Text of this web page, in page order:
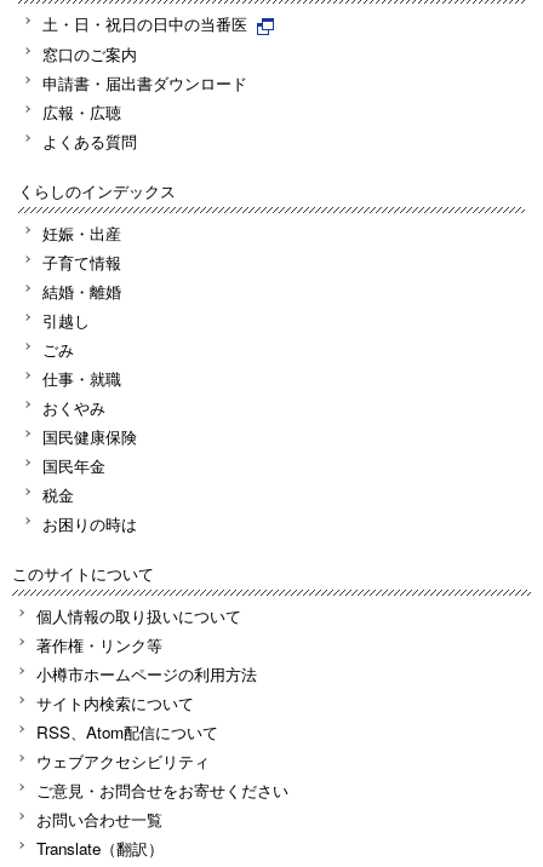
土・日・祝日の日中の当番医
窓口のご案内
申請書・届出書ダウンロード
広報・広聴
よくある質問
くらしのインデックス
妊娠・出産
子育て情報
結婚・離婚
引越し
ごみ
仕事・就職
おくやみ
国民健康保険
国民年金
税金
お困りの時は
このサイトについて
個人情報の取り扱いについて
著作権・リンク等
小樽市ホームページの利用方法
サイト内検索について
RSS、Atom配信について
ウェブアクセシビリティ
ご意見・お問合せをお寄せください
お問い合わせ一覧
Translate（翻訳）